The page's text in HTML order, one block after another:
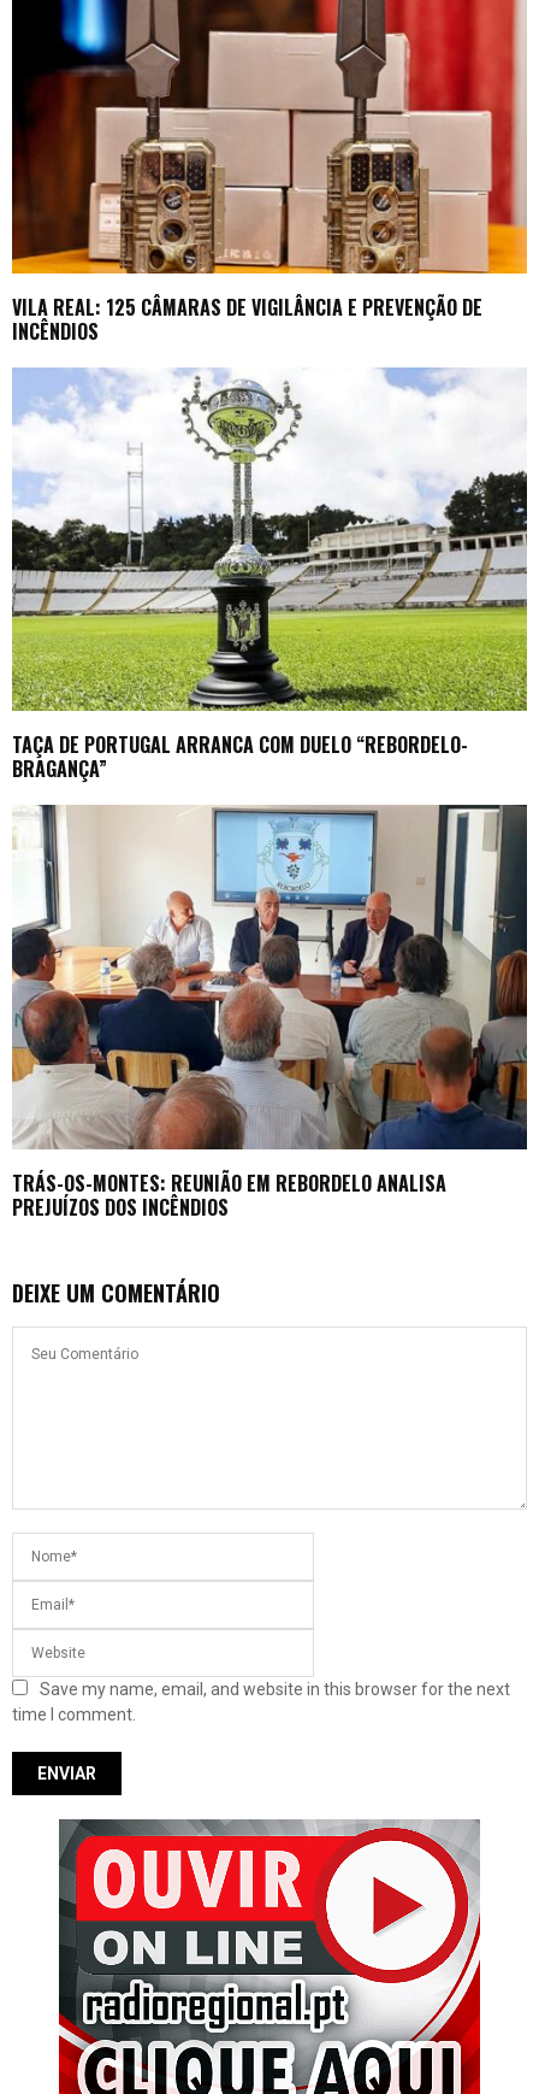
VILA REAL: 125 CÂMARAS DE VIGILÂNCIA E PREVENÇÃO DE
INCÊNDIOS
TAÇA DE PORTUGAL ARRANCA COM DUELO “REBORDELO-
BRAGANÇA”
TRÁS-OS-MONTES: REUNIÃO EM REBORDELO ANALISA
PREJUÍZOS DOS INCÊNDIOS
DEIXE UM COMENTÁRIO
Save my name, email, and website in this browser for the next
time I comment.